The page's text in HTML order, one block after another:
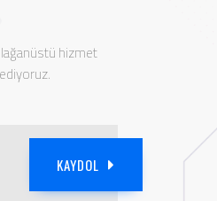
hizmet
KAYDOL